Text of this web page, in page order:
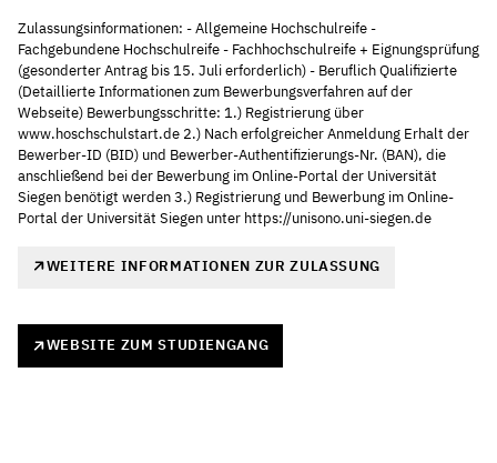
Zulassungsinformationen: - Allgemeine Hochschulreife -
Fachgebundene Hochschulreife - Fachhochschulreife + Eignungsprüfung
(gesonderter Antrag bis 15. Juli erforderlich) - Beruflich Qualifizierte
(Detaillierte Informationen zum Bewerbungsverfahren auf der
Webseite) Bewerbungsschritte: 1.) Registrierung über
www.hoschschulstart.de 2.) Nach erfolgreicher Anmeldung Erhalt der
Bewerber-ID (BID) und Bewerber-Authentifizierungs-Nr. (BAN), die
anschließend bei der Bewerbung im Online-Portal der Universität
Siegen benötigt werden 3.) Registrierung und Bewerbung im Online-
Portal der Universität Siegen unter https://unisono.uni-siegen.de
WEITERE INFORMATIONEN ZUR ZULASSUNG
WEBSITE ZUM STUDIENGANG